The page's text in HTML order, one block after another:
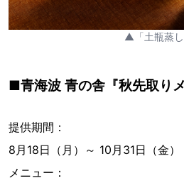
▲「土瓶蒸し
■青海波 青の舎『秋先取り
提供期間：
8月18日（月）～ 10月31日（金）
メニュー：